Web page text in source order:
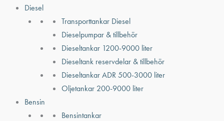
Diesel
Transporttankar Diesel
Dieselpumpar & tillbehör
Dieseltankar 1200-9000 liter
Dieseltank reservdelar & tillbehör
Dieseltankar ADR 500-3000 liter
Oljetankar 200-9000 liter
Bensin
Bensintankar